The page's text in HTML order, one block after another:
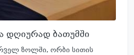
დღიურად ბათუმში
ზოლში, ორბი სითის